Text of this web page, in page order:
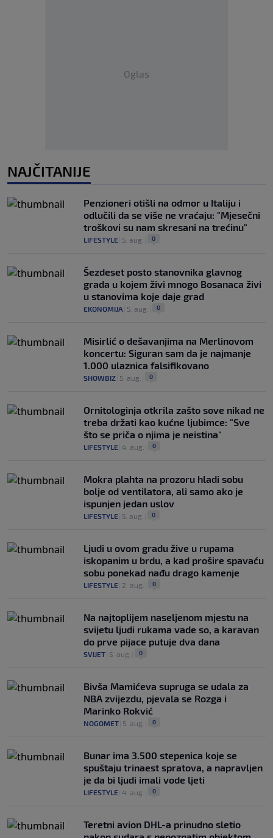
Oglas
NAJČITANIJE
Penzioneri otišli na odmor u Italiju i
odlučili da se više ne vraćaju: "Mjesečni
troškovi su nam skresani na trećinu"
LIFESTYLE 5. aug. 0
Šezdeset posto stanovnika glavnog
grada u kojem živi mnogo Bosanaca živi
u stanovima koje daje grad
EKONOMIJA 5. aug. 0
Misirlić o dešavanjima na Merlinovom
koncertu: Siguran sam da je najmanje
1.000 ulaznica falsifikovano
SHOWBIZ 5. aug. 0
Ornitologinja otkrila zašto sove nikad ne
treba držati kao kućne ljubimce: "Sve
što se priča o njima je neistina"
LIFESTYLE 4. aug. 0
Mokra plahta na prozoru hladi sobu
bolje od ventilatora, ali samo ako je
ispunjen jedan uslov
LIFESTYLE 5. aug. 0
Ljudi u ovom gradu žive u rupama
iskopanim u brdu, a kad prošire spavaću
sobu ponekad nađu drago kamenje
LIFESTYLE 2. aug. 0
Na najtoplijem naseljenom mjestu na
svijetu ljudi rukama vade so, a karavan
do prve pijace putuje dva dana
SVIJET 5. aug. 0
Bivša Mamićeva supruga se udala za
NBA zvijezdu, pjevala se Rozga i
Marinko Rokvić
NOGOMET 5. aug. 0
Bunar imа 3.500 stepenica koje se
spuštaju trinaest spratova, a napravljen
je da bi ljudi imali vode ljeti
LIFESTYLE 4. aug. 0
Teretni avion DHL-a prinudno sletio